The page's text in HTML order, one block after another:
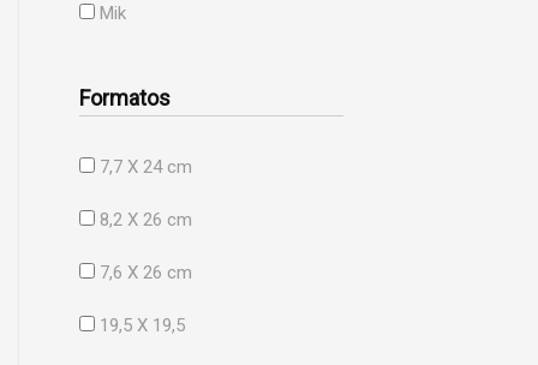
Mik
Formatos
7,7 X 24 cm
8,2 X 26 cm
7,6 X 26 cm
19,5 X 19,5